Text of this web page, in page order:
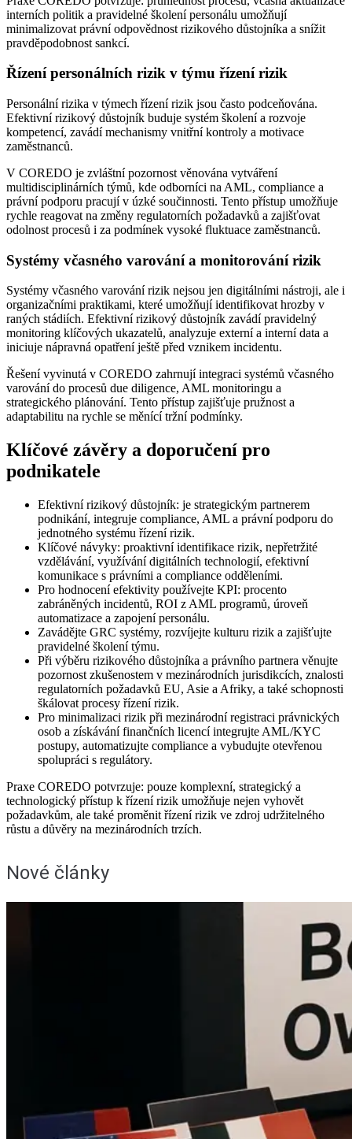
interních politik a pravidelné školení personálu umožňují
minimalizovat právní odpovědnost rizikového důstojníka a snížit
pravděpodobnost sankcí.
Řízení personálních rizik v týmu řízení rizik
Personální rizika v týmech řízení rizik jsou často podceňována.
Efektivní rizikový důstojník buduje systém školení a rozvoje
kompetencí, zavádí mechanismy vnitřní kontroly a motivace
zaměstnanců.
V COREDO je zvláštní pozornost věnována vytváření
multidisciplinárních týmů, kde odborníci na AML, compliance a
právní podporu pracují v úzké součinnosti. Tento přístup umožňuje
rychle reagovat na změny regulatorních požadavků a zajišťovat
odolnost procesů i za podmínek vysoké fluktuace zaměstnanců.
Systémy včasného varování a monitorování rizik
Systémy včasného varování rizik nejsou jen digitálními nástroji, ale i
organizačními praktikami, které umožňují identifikovat hrozby v
raných stádiích. Efektivní rizikový důstojník zavádí pravidelný
monitoring klíčových ukazatelů, analyzuje externí a interní data a
iniciuje nápravná opatření ještě před vznikem incidentu.
Řešení vyvinutá v COREDO zahrnují integraci systémů včasného
varování do procesů due diligence, AML monitoringu a
strategického plánování. Tento přístup zajišťuje pružnost a
adaptabilitu na rychle se měnící tržní podmínky.
Klíčové závěry a doporučení pro
podnikatele
Efektivní rizikový důstojník: je strategickým partnerem
podnikání, integruje compliance, AML a právní podporu do
jednotného systému řízení rizik.
Klíčové návyky: proaktivní identifikace rizik, nepřetržité
vzdělávání, využívání digitálních technologií, efektivní
komunikace s právními a compliance odděleními.
Pro hodnocení efektivity používejte KPI: procento
zabráněných incidentů, ROI z AML programů, úroveň
automatizace a zapojení personálu.
Zavádějte GRC systémy, rozvíjejte kulturu rizik a zajišťujte
pravidelné školení týmu.
Při výběru rizikového důstojníka a právního partnera věnujte
pozornost zkušenostem v mezinárodních jurisdikcích, znalosti
regulatorních požadavků EU, Asie a Afriky, a také schopnosti
škálovat procesy řízení rizik.
Pro minimalizaci rizik při mezinárodní registraci právnických
osob a získávání finančních licencí integrujte AML/KYC
postupy, automatizujte compliance a vybudujte otevřenou
spolupráci s regulátory.
Praxe COREDO potvrzuje: pouze komplexní, strategický a
technologický přístup k řízení rizik umožňuje nejen vyhovět
požadavkům, ale také proměnit řízení rizik ve zdroj udržitelného
růstu a důvěry na mezinárodních trzích.
Nové články